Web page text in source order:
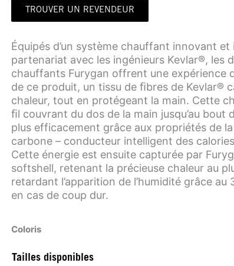
TROUVER UN REVENDEUR
Équipés d’un système chauffant innovant
partenariat avec les ingénieurs Kevlar®, les
chauffants Furygan offrent une expérience
de ce produit, un tissu de ﬁbres de Kevlar®
chaleur, tout en protégeant la main. Cette
ﬁl couvrant du dos de la main jusqu’au
plus efficacement grâce aux propriétés de
carbone – conducteur intelligent des
Cette énergie est ensuite capturée par
softshell, retenant la précieuse chaleur au
retardant l’apparition de l’humidité grâce
en cas de coup dur.
Coloris
Tailles disponibles